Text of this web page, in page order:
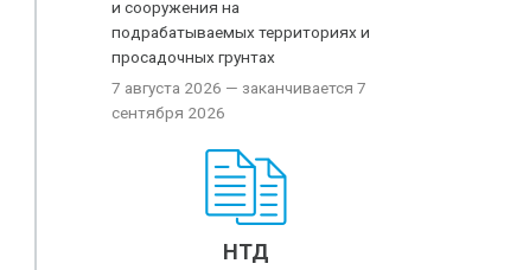
и сооружения на
подрабатываемых территориях и
просадочных грунтах
7 августа 2026 — заканчивается 7
сентября 2026
НТД